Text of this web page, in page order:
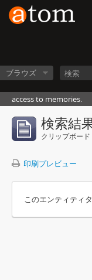
ブラウズ
access to memories.
検索結
クリップボード
印刷プレビュー
このエンティティ